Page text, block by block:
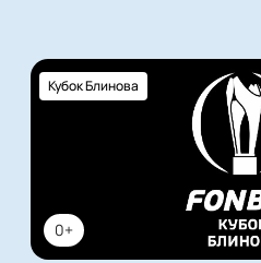
0+
Кубок Блинова